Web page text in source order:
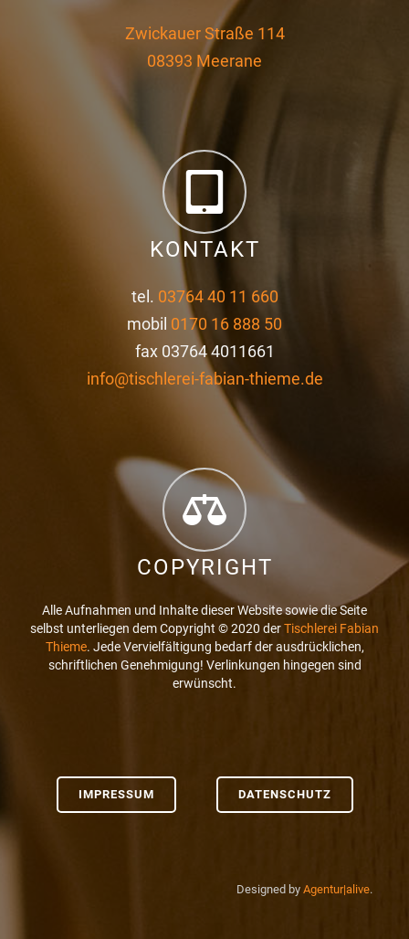
Zwickauer Straße 114
08393 Meerane
KONTAKT
tel. 03764 40 11 660
mobil 0170 16 888 50
fax 03764 4011661
info@tischlerei-fabian-thieme.de
COPYRIGHT
Alle Aufnahmen und Inhalte dieser Website sowie die Seite
selbst unterliegen dem Copyright © 2020 derTischlerei Fabian
Thieme. Jede Vervielfältigung bedarf der ausdrücklichen,
schriftlichen Genehmigung! Verlinkungen hingegen sind
erwünscht.
IMPRESSUM DATENSCHUTZ
Designed by Agentur|alive.